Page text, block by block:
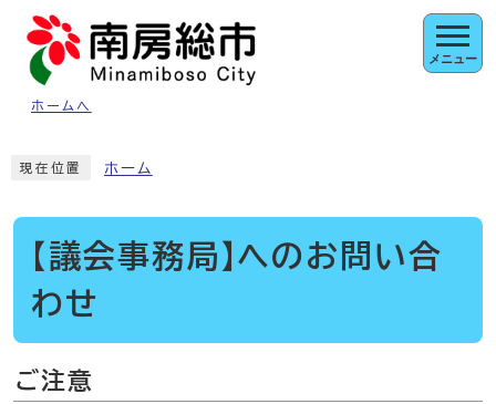
ページの先頭です
ホームへ
メニュー
現在位置 ホーム
【議会事務局】へのお問い合
わせ
ご注意